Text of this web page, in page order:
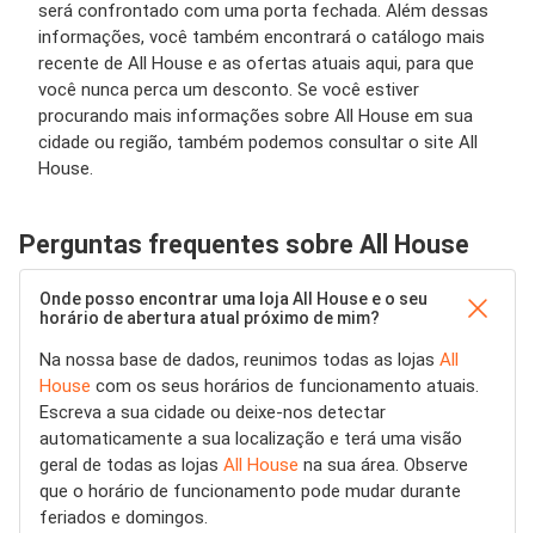
será confrontado com uma porta fechada. Além dessas
informações, você também encontrará o catálogo mais
recente de All House e as ofertas atuais aqui, para que
você nunca perca um desconto. Se você estiver
procurando mais informações sobre All House em sua
cidade ou região, também podemos consultar o site All
House.
Perguntas frequentes sobre All House
Onde posso encontrar uma loja All House e o seu
horário de abertura atual próximo de mim?
Na nossa base de dados, reunimos todas as lojas All
House com os seus horários de funcionamento atuais.
Escreva a sua cidade ou deixe-nos detectar
automaticamente a sua localização e terá uma visão
geral de todas as lojas All House na sua área. Observe
que o horário de funcionamento pode mudar durante
feriados e domingos.